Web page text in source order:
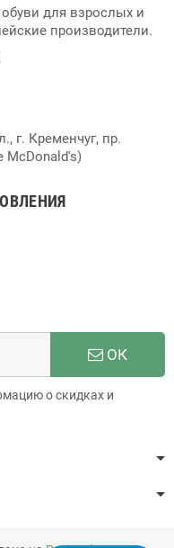
для взрослых и
производители.
г. Кременчуг, пр.
McDonald's)
ОК
о скидках и